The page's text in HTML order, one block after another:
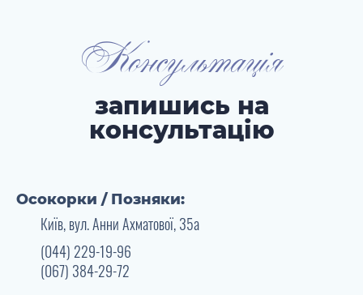
Консультація
запишись на
консультацію
Осокорки / Позняки:
Київ, вул. Анни Ахматової, 35а
(044) 229-19-96
(067) 384-29-72